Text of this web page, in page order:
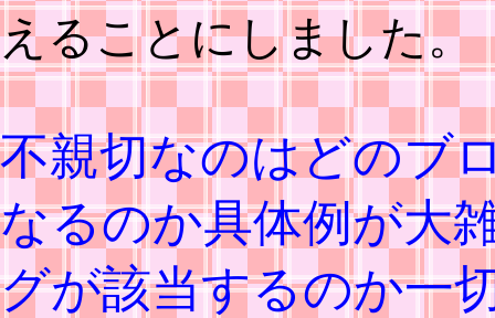
えることにしました。
不親切なのはどのブ
なるのか具体例が大
グが該当するのか一